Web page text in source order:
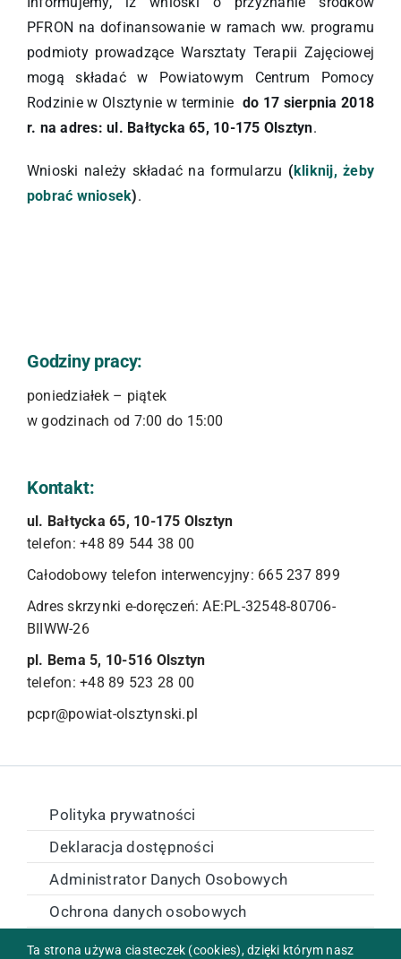
PFRON na dofinansowanie w ramach ww. programu
podmioty prowadzące Warsztaty Terapii Zajęciowej
mogą składać w Powiatowym Centrum Pomocy
Rodzinie w Olsztynie w terminie do 17 sierpnia 2018
r. na adres: ul. Bałtycka 65, 10-175 Olsztyn.
Wnioski należy składać na formularzu (kliknij, żeby
pobrać wniosek).
Godziny pracy:
poniedziałek – piątek
w godzinach od 7:00 do 15:00
Kontakt:
ul. Bałtycka 65, 10-175 Olsztyn
telefon: +48 89 544 38 00
Całodobowy telefon interwencyjny: 665 237 899
Adres skrzynki e-doręczeń: AE:PL-32548-80706-
BIIWW-26
pl. Bema 5, 10-516 Olsztyn
telefon: +48 89 523 28 00
pcpr@powiat-olsztynski.pl
Polityka prywatności
Deklaracja dostępności
Administrator Danych Osobowych
Ochrona danych osobowych
Zamówienia publiczne
Ta strona używa ciasteczek (cookies), dzięki którym nasz